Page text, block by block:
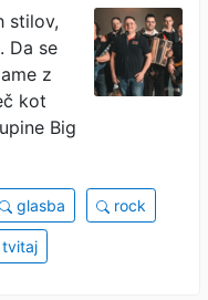
stilov,
Da se
z
kot
Big
glasba rock